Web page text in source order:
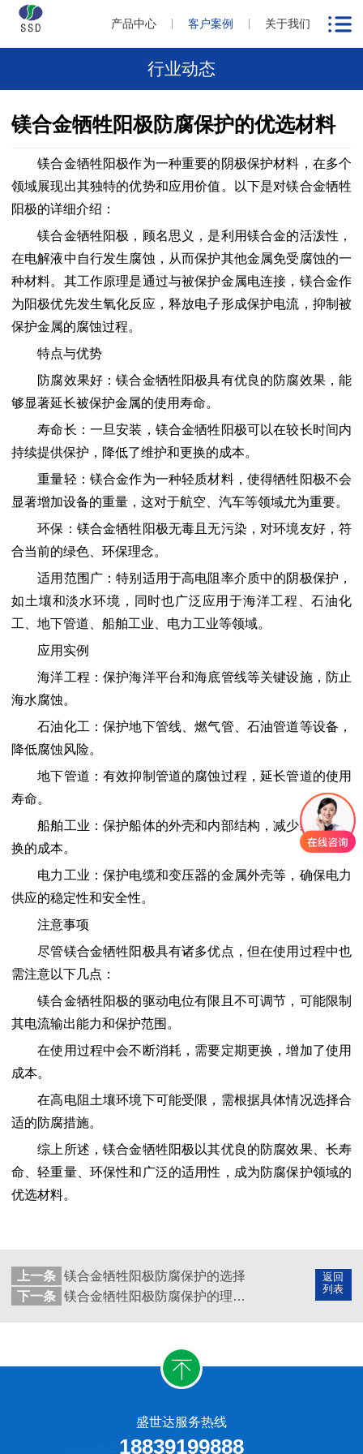
产品中心 客户案例 关于我们
行业动态
镁合金牺牲阳极防腐保护的优选材料
镁合金牺牲阳极作为一种重要的阴极保护材料，在多个
领域展现出其独特的优势和应用价值。以下是对镁合金牺牲
阳极的详细介绍：
镁合金牺牲阳极，顾名思义，是利用镁合金的活泼性，
在电解液中自行发生腐蚀，从而保护其他金属免受腐蚀的一
种材料。其工作原理是通过与被保护金属电连接，镁合金作
为阳极优先发生氧化反应，释放电子形成保护电流，抑制被
保护金属的腐蚀过程。
特点与优势
防腐效果好：镁合金牺牲阳极具有优良的防腐效果，能
够显著延长被保护金属的使用寿命。
寿命长：一旦安装，镁合金牺牲阳极可以在较长时间内
持续提供保护，降低了维护和更换的成本。
重量轻：镁合金作为一种轻质材料，使得牺牲阳极不会
显著增加设备的重量，这对于航空、汽车等领域尤为重要。
环保：镁合金牺牲阳极无毒且无污染，对环境友好，符
合当前的绿色、环保理念。
适用范围广：特别适用于高电阻率介质中的阴极保护，
如土壤和淡水环境，同时也广泛应用于海洋工程、石油化
工、地下管道、船舶工业、电力工业等领域。
应用实例
海洋工程：保护海洋平台和海底管线等关键设施，防止
海水腐蚀。
石油化工：保护地下管线、燃气管、石油管道等设备，
降低腐蚀风险。
地下管道：有效抑制管道的腐蚀过程，延长管道的使用
寿命。
船舶工业：保护船体的外壳和内部结构，减少维修和更
换的成本。
电力工业：保护电缆和变压器的金属外壳等，确保电力
供应的稳定性和安全性。
注意事项
尽管镁合金牺牲阳极具有诸多优点，但在使用过程中也
需注意以下几点：
镁合金牺牲阳极的驱动电位有限且不可调节，可能限制
其电流输出能力和保护范围。
在使用过程中会不断消耗，需要定期更换，增加了使用
成本。
在高电阻土壤环境下可能受限，需根据具体情况选择合
适的防腐措施。
综上所述，镁合金牺牲阳极以其优良的防腐效果、长寿
命、轻重量、环保性和广泛的适用性，成为防腐保护领域的
优选材料。
返回
列表
上一条 镁合金牺牲阳极防腐保护的选择
下一条
镁合金牺牲阳极防腐保护的理想选择
盛世达服务热线
18839199888